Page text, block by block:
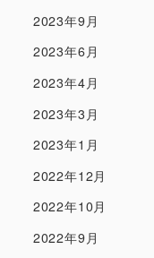
2023年9月
2023年6月
2023年4月
2023年3月
2023年1月
2022年12月
2022年10月
2022年9月